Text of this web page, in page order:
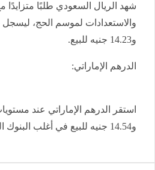
شهد الريال السعودي طلبًا
و14.23 جنيه للبيع.
الدرهم الإماراتي:
و14.54 جنيه للبيع في أغلب البنوك العاملة بالسوق المحلية.